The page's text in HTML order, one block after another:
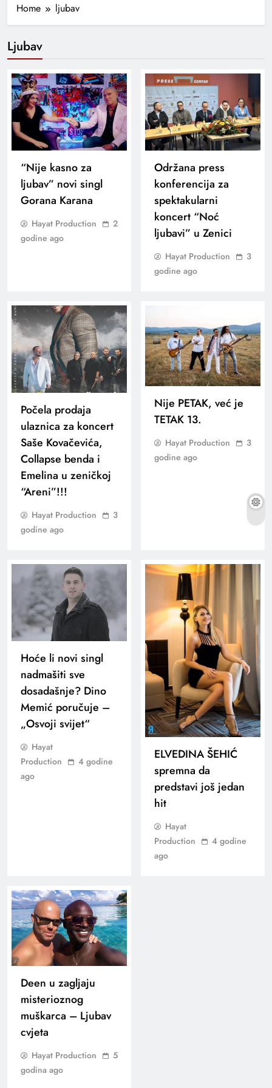
Home ljubav
Ljubav
“Nije kasno za
ljubav” novi singl
Gorana Karana
Hayat Production
2
godine ago
Održana press
konferencija za
spektakularni
koncert “Noć
ljubavi” u Zenici
Hayat Production
3
godine ago
Počela prodaja
ulaznica za koncert
Saše Kovačevića,
Collapse benda i
Emelina u zeničkoj
“Areni”!!!
Hayat Production
3
godine ago
Nije PETAK, već je
TETAK 13.
Hayat Production
3
godine ago
Hoće li novi singl
nadmašiti sve
dosadašnje? Dino
Memić poručuje –
„Osvoji svijet“
Hayat
Production
4 godine
ago
ELVEDINA ŠEHIĆ
spremna da
predstavi još jedan
hit
Hayat
Production
4 godine
ago
Deen u zagljaju
misterioznog
muškarca – Ljubav
cvjeta
Hayat Production
5
godina ago